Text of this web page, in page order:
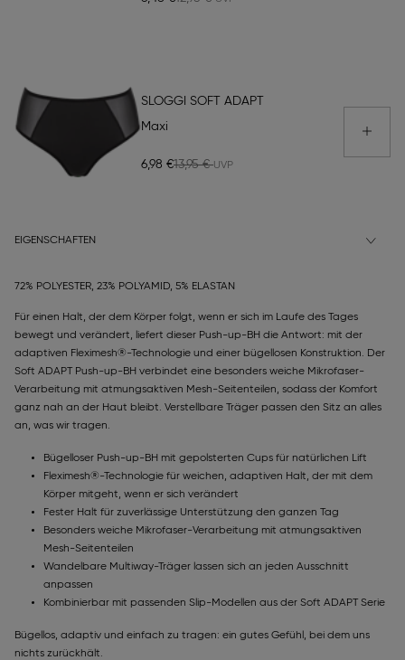
SLOGGI SOFT ADAPT
Maxi
6,98 €13,95 €
EIGENSCHAFTEN
72% POLYESTER, 23% POLYAMID, 5% ELASTAN
Für einen Halt, der dem Körper folgt, wenn er sich im Laufe des Tages
bewegt und verändert, liefert dieser Push-up-BH die Antwort: mit der
adaptiven Fleximesh®-Technologie und einer bügellosen Konstruktion. Der
Soft ADAPT Push-up-BH verbindet eine besonders weiche Mikrofaser-
Verarbeitung mit atmungsaktiven Mesh-Seitenteilen, sodass der Komfort
ganz nah an der Haut bleibt. Verstellbare Träger passen den Sitz an alles
an, was wir tragen.
Bügelloser Push-up-BH mit gepolsterten Cups für natürlichen Lift
Fleximesh®-Technologie für weichen, adaptiven Halt, der mit dem
Körper mitgeht, wenn er sich verändert
Fester Halt für zuverlässige Unterstützung den ganzen Tag
Besonders weiche Mikrofaser-Verarbeitung mit atmungsaktiven
Mesh-Seitenteilen
Wandelbare Multiway-Träger lassen sich an jeden Ausschnitt
anpassen
Kombinierbar mit passenden Slip-Modellen aus der Soft ADAPT Serie
Bügellos, adaptiv und einfach zu tragen: ein gutes Gefühl, bei dem uns
nichts zurückhält.